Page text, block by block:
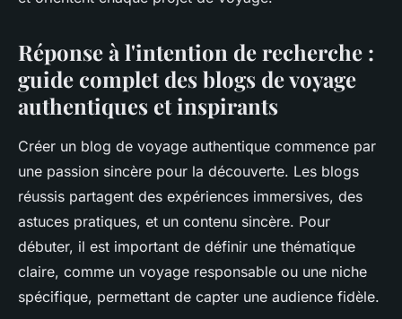
Réponse à l'intention de recherche :
guide complet des blogs de voyage
authentiques et inspirants
Créer un blog de voyage authentique commence par
une passion sincère pour la découverte. Les blogs
réussis partagent des expériences immersives, des
astuces pratiques, et un contenu sincère. Pour
débuter, il est important de définir une thématique
claire, comme un voyage responsable ou une niche
spécifique, permettant de capter une audience fidèle.